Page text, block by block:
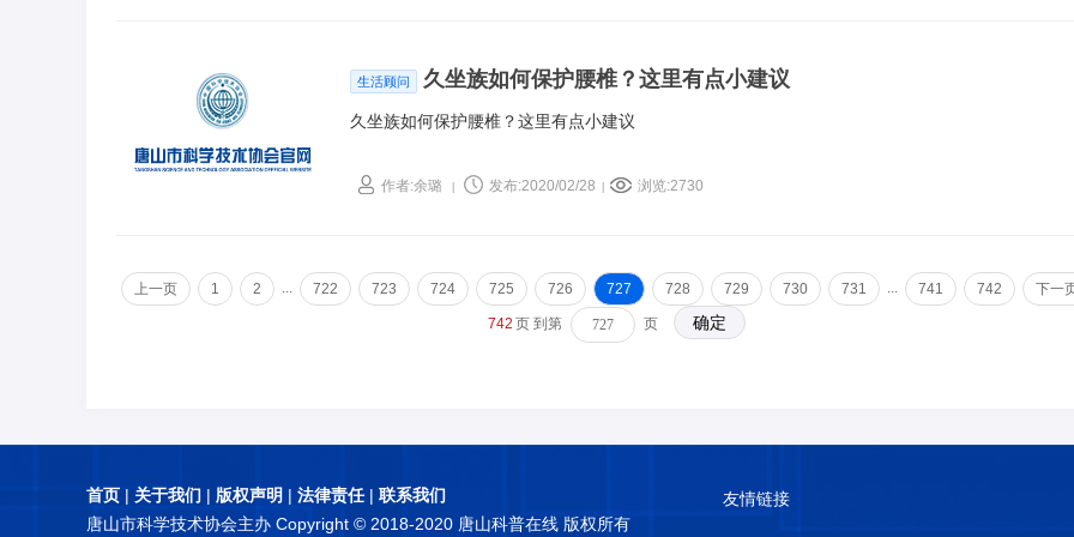
生活顾问 久坐族如何保护腰椎？这里有点小建议
久坐族如何保护腰椎？这里有点小建议
作者:余璐 发布:2020/02/28 浏览:2730
上一页 1 2 ... 722 723 724 725 726 727 728 729 730 731 ... 741 742 下一
742 页 到第 页
首页 | 关于我们 | 版权声明 | 法律责任| 联系我们
唐山市科学技术协会主办 Copyright © 2018-2020 唐山科普在线 版权所有
友情链接